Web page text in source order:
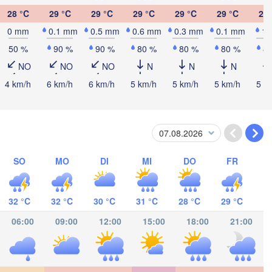
28 °C
0 mm
50 %
NO
4 km/h
29 °C
0.1 mm
90 %
NO
6 km/h
29 °C
0.5 mm
90 %
NO
6 km/h
29 °C
0.6 mm
80 %
N
5 km/h
29 °C
0.3 mm
80 %
N
5 km/h
29 °C
0.1 mm
80 %
N
5 km/h
28
1
5
SO
32 °C
MO
32 °C
DI
30 °C
MI
31 °C
DO
28 °C
FR
29 °C
06:00 09:00 12:00 15:00 18:00 21:00
San José
Kingston